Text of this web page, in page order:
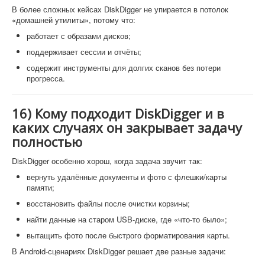
В более сложных кейсах DiskDigger не упирается в потолок
«домашней утилиты», потому что:
работает с образами дисков;
поддерживает сессии и отчёты;
содержит инструменты для долгих сканов без потери
прогресса.
16) Кому подходит DiskDigger и в
каких случаях он закрывает задачу
полностью
DiskDigger особенно хорош, когда задача звучит так:
вернуть удалённые документы и фото с флешки/карты
памяти;
восстановить файлы после очистки корзины;
найти данные на старом USB-диске, где «что-то было»;
вытащить фото после быстрого форматирования карты.
В Android-сценариях DiskDigger решает две разные задачи: